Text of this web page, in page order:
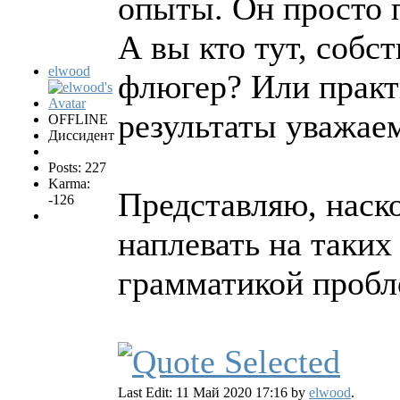
elwood
OFFLINE
Диссидент
Posts: 227
Karma:
-126
опыты. Он просто
А вы кто тут,
флюгер? Или
результаты
Представляю,
наплевать на таких
грамматикой
Last Edit: 11 Май 2020 17:16 by elwood.